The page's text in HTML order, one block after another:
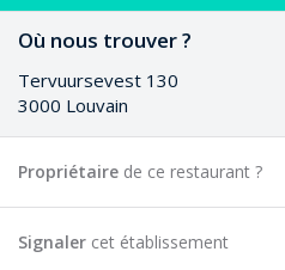
Où nous trouver ?
Tervuursevest 130
3000 Louvain
Propriétaire de ce restaurant ?
Signaler cet établissement